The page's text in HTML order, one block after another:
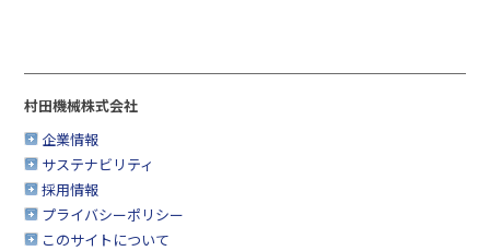
村田機械株式会社
企業情報
サステナビリティ
採用情報
プライバシーポリシー
このサイトについて